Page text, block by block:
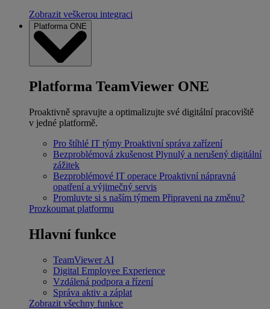
Zobrazit veškerou integraci
Platforma ONE
Platforma TeamViewer ONE
Proaktivně spravujte a optimalizujte své digitální pracoviště
v jedné platformě.
Pro štíhlé IT týmy Proaktivní správa zařízení
Bezproblémová zkušenost Plynulý a nerušený digitální
zážitek
Bezproblémové IT operace Proaktivní nápravná
opatření a výjimečný servis
Promluvte si s naším týmem Připraveni na změnu?
Prozkoumat platformu
Hlavní funkce
TeamViewer AI
Digital Employee Experience
Vzdálená podpora a řízení
Správa aktiv a záplat
Zobrazit všechny funkce